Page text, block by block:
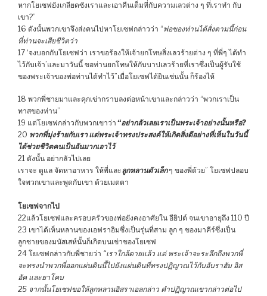
หากโยเซฟยังเกลียดซังเราและเอาคืนเต็มที่กับความเลวต่าง ๆ ที่เราทำ กับ
เขา?”
16 ดังนั้นพวกเขาจึงส่งคนไปหาโยเซฟกล่าวว่า “พ่อของท่านได้สั่งตามนี้ก่อน
ที่ท่านจะเสียชีวิตว่า
17 ‘จงบอกกับโยเซฟว่า เราขอร้องให้เจ้ายกโทษสิ่งเลวร้ายต่าง ๆ ที่พี่ๆ ได้ทำ
ไว้กับเจ้า’และมาวันนี้ ขอท่านยกโทษให้กับบาปเลวร้ายที่เราซึ่งเป็นผู้รับใช้
ของพระเจ้าของพ่อท่านได้ทำไว้”เมื่อโยเซฟได้ยินเช่นนั้น ก็ร้องไห้
18 พวกพี่ชายมาและคุกเข่ากราบลงต่อหน้าเขาและกล่าวว่า “พวกเราเป็น
ทาสของท่าน”
19 แต่โยเซฟกล่าวกับพวกเขาว่า “อย่ากลัวเลยเราเป็นพระเจ้าอย่างนั้นหรือ?
20 พวกพี่มุ่งร้ายกับเรา แต่พระเจ้าทรงประสงค์ให้เกิดสิ่งดีอย่างที่เห็นในวันนี้
ได้ช่วยชีวิตคนเป็นอันมากเอาไว้
21 ดังนั้น อย่ากลัวไปเลย
เราจะ ดูแล จัดหาอาหาร ให้พี่และลูกหลานตัวเล็กๆ ของพี่ด้วย” โยเซฟปลอบ
ใจพวกเขาและพูดกับเขา ด้วยเมตตา
โยเซฟจากไป
22แล้วโยเซฟและครอบครัวของพ่อยังคงอาศัยใน อียิปต์ จนเขาอายุถึง 110 ปี
23 เขาได้เห็นหลานของเอฟราอิมซึ่งเป็นรุ่นที่สาม ลูก ๆ ของมาคีร์ซึ่งเป็น
ลูกชายของมนัสเสห์นั้นก็เกิดบนเข่าของโยเซฟ
24 โยเซฟกล่าวกับพี่ชายว่า “เราใกล้ตายแล้ว แต่ พระเจ้าจะระลึกถึงพวกพี่
จะทรงนำพวกพี่ออกแผ่นดินนี้ไปยังแผ่นดินที่ทรงปฏิญาณไว้กับอับราฮัม อิส
อัค และยาโคบ
25 จากนั้นโยเซฟขอให้ลูกหลานอิสราเอลกล่าว คำปฏิญาณเขากล่าวต่อไป